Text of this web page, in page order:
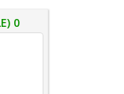
0